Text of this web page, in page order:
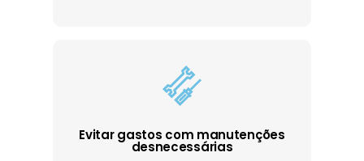
Evitar gastos com manutenções
desnecessárias